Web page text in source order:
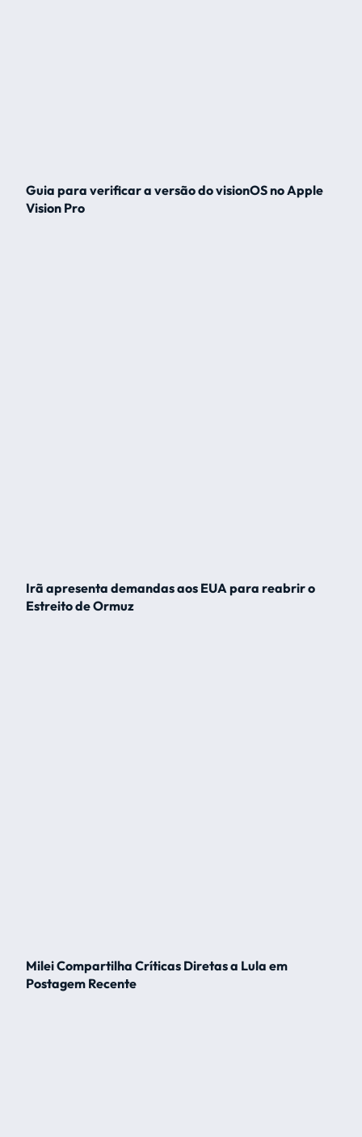
Guia para verificar a versão do visionOS no Apple
Vision Pro
Irã apresenta demandas aos EUA para reabrir o
Estreito de Ormuz
Milei Compartilha Críticas Diretas a Lula em
Postagem Recente